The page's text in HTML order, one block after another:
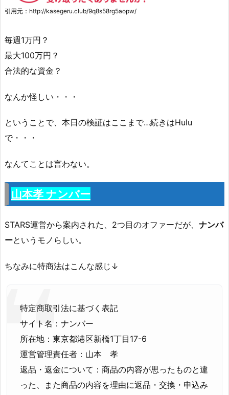
引用元：http://kasegeru.club/9q8s58rg5aopw/
毎週1万円？
最大100万円？
合法的な資金？
なんか怪しい・・・
ということで、本日の検証はここまで…続きはHulu
で・・・
なんてことは言わない。
山本孝 ナンバー
STARS運営から案内された、2つ目のオファーだが、 ナンバ
ーというモノらしい。
ちなみに特商法はこんな感じ↓
特定商取引法に基づく表記
サイト名：ナンバー
所在地：東京都港区新橋1丁目17-6
運営管理責任者：山本 孝
返品・返金について：商品の内容が思ったものと違
った、また商品の内容を理由に返品・交換・申込み